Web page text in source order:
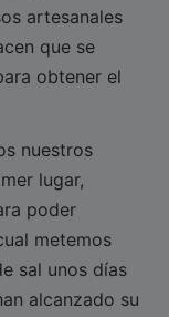
artesanales
que se
obtener el
nuestros
lugar,
poder
metemos
sal unos días
alcanzado su